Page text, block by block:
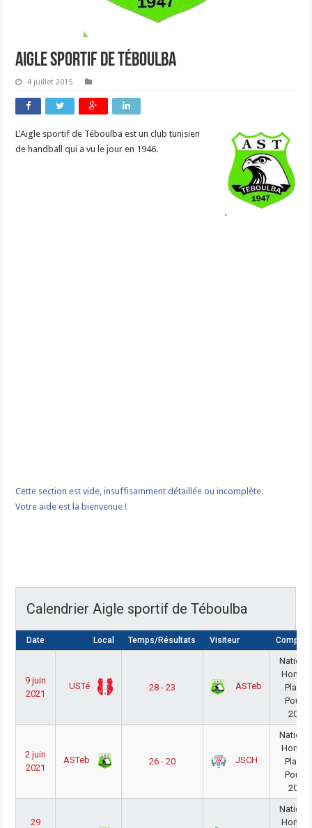
Aigle sportif de Téboulba
4 juillet 2015
L’Aigle sportif de Téboulba est un club tunisien
de handball qui a vu le jour en 1946.
Cette section est vide, insuffisamment détaillée ou incomplète.
Votre aide est la bienvenue !
Calendrier Aigle sportif de Téboulba
Date Local Temps/Résultats Visiteur
9 juin
2021
USTé 28 - 23 ASTeb
Poule
20/21
2 juin
2021
ASTeb 26 - 20 JSCH
Poule
20/21
29